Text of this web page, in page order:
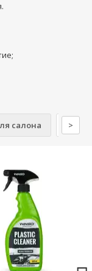
салона >